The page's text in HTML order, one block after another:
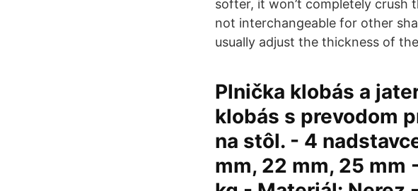
softer, it won’t completely crush
not interchangeable for other
usually adjust the thickness of
Plnička klobás a
klobás s prevodom
na stôl. - 4
mm, 22 mm, 25 mm